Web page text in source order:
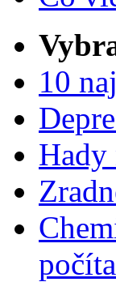
10